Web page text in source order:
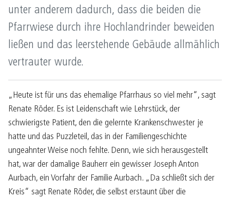
unter anderem dadurch, dass die beiden die
Pfarrwiese durch ihre Hochlandrinder beweiden
ließen und das leerstehende Gebäude allmählich
vertrauter wurde.
„Heute ist für uns das ehemalige Pfarrhaus so viel mehr“, sagt
Renate Röder. Es ist Leidenschaft wie Lehrstück, der
schwierigste Patient, den die gelernte Krankenschwester je
hatte und das Puzzleteil, das in der Familiengeschichte
ungeahnter Weise noch fehlte. Denn, wie sich herausgestellt
hat, war der damalige Bauherr ein gewisser Joseph Anton
Aurbach, ein Vorfahr der Familie Aurbach. „Da schließt sich der
Kreis“ sagt Renate Röder, die selbst erstaunt über die